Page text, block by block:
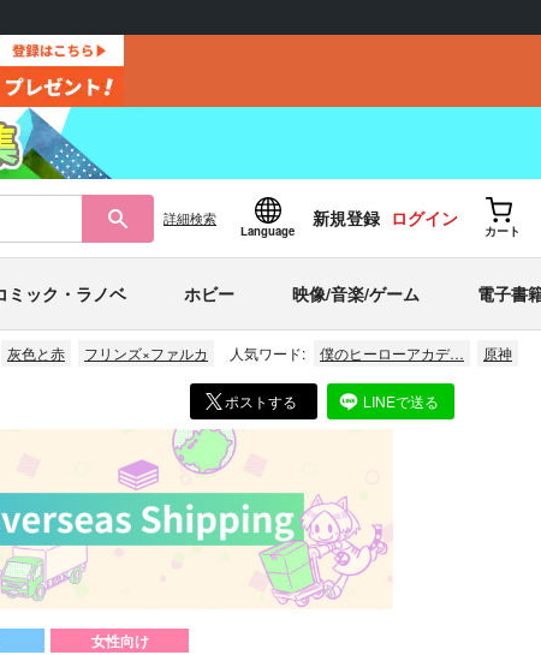
詳細検索
Language
新規登録 ログイン
カート
ミック・ラノベ ホビー 映像/音楽/ゲーム 電子書
灰色と赤 フリンズ×ファルカ 人気ワード: 僕のヒーローアカデ… 原神
ポストする LINEで送る
女性向け